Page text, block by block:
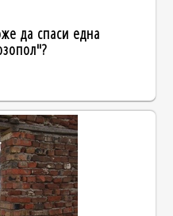
да спаси една